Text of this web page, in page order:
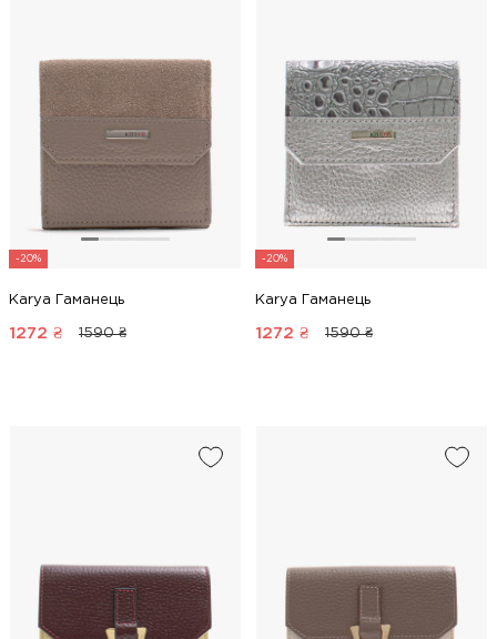
-20%
Karya Гаманець
1272 ₴ 1590 ₴
-20%
Karya Гаманець
1272 ₴ 1590 ₴